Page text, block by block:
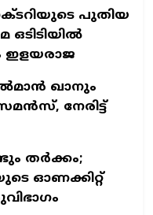
പുതിയ
ഒടിടിയില്‍
ഇളയരാജ
ഖാനും
നേരിട്ട്
തര്‍ക്കം;
ഓണക്കിറ്റ്